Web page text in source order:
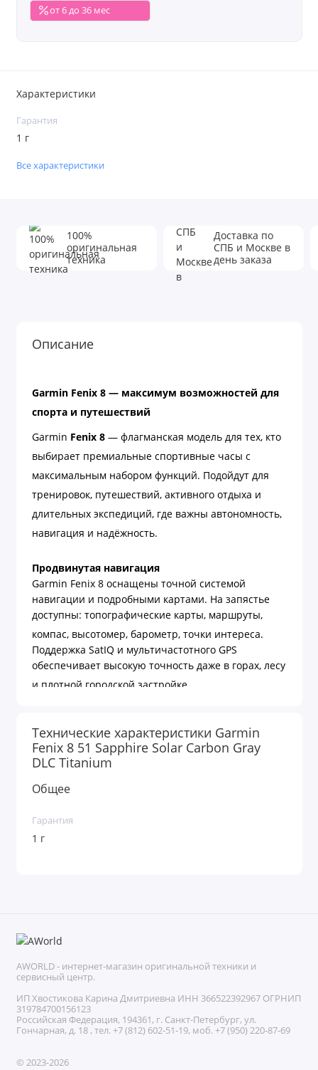
от 6 до 36 мес
Характеристики
Гарантия
1 г
Все характеристики
100%
оригинальная
техника
Доставка по
СПБ и Москве в
день заказа
Описание
Garmin Fenix 8 — максимум возможностей для
спорта и путешествий
Garmin Fenix 8 — флагманская модель для тех, кто
выбирает премиальные спортивные часы с
максимальным набором функций. Подойдут для
тренировок, путешествий, активного отдыха и
длительных экспедиций, где важны автономность,
навигация и надёжность.
Продвинутая навигация
Garmin Fenix 8 оснащены точной системой
навигации и подробными картами. На запястье
доступны: топографические карты, маршруты,
компас, высотомер, барометр, точки интереса.
Поддержка SatIQ и мультичастотного GPS
обеспечивает высокую точность даже в горах, лесу
и плотной городской застройке.
Часы поддерживают более 80 спортивных
режимов: бег, велоспорт, плавание, альпинизм,
походы, горные лыжи, рыбалка, туризм.
Также доступны тренировочные планы, анализ
тренировкам.
Это позволяет следить за состоянием организма,
процесса.
Премиальный корпус
Часы выполнены из прочных материалов:
титановый безель, сапфировое стекло, усиленный
корпус.
Технические характеристики Garmin
Fenix 8 51 Sapphire Solar Carbon Gray
DLC Titanium
Общее
Гарантия
1 г
AWORLD - интернет-магазин оригинальной техники и
сервисный центр.
ИП Хвостикова Карина Дмитриевна ИНН 366522392967 ОГРНИП
319784700156123
Российская Федерация, 194361, г. Санкт-Петербург, ул.
Гончарная, д. 18 , тел. +7 (812) 602-51-19, моб. +7 (950) 220-87-69
© 2023-2026